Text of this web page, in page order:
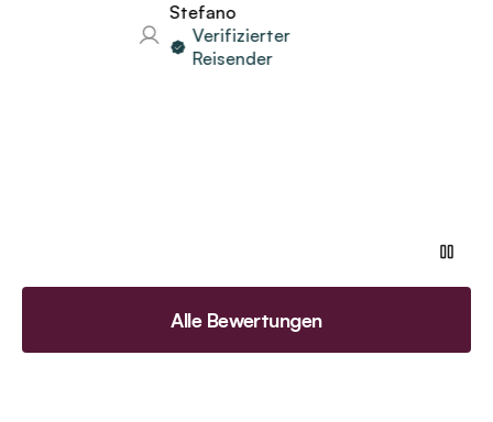
Stefano
Verifizierter
Reisender
Alle Bewertungen